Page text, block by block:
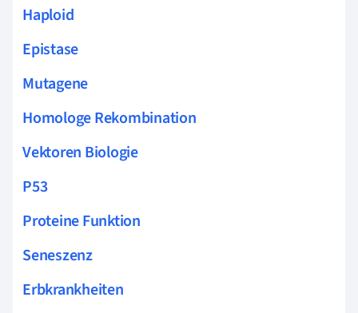
Haploid
Epistase
Mutagene
Homologe Rekombination
Vektoren Biologie
P53
Proteine Funktion
Seneszenz
Erbkrankheiten